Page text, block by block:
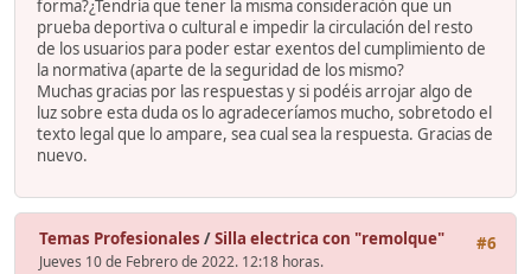
forma?¿Tendría que tener la misma consideración que un
prueba deportiva o cultural e impedir la circulación del resto
de los usuarios para poder estar exentos del cumplimiento de
la normativa (aparte de la seguridad de los mismo?
Muchas gracias por las respuestas y si podéis arrojar algo de
luz sobre esta duda os lo agradeceríamos mucho, sobretodo el
texto legal que lo ampare, sea cual sea la respuesta. Gracias de
nuevo.
#6
Temas Profesionales /Silla electrica con "remolque"
Jueves 10 de Febrero de 2022. 12:18 horas.